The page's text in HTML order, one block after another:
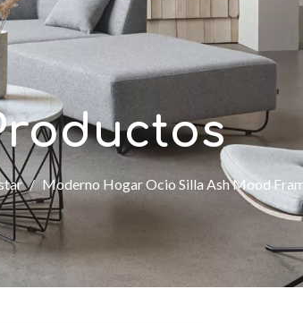
/ Moderno Hogar Ocio Silla Ash Mood